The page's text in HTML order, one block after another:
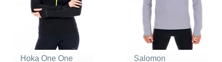
Hoka One One
Salomon